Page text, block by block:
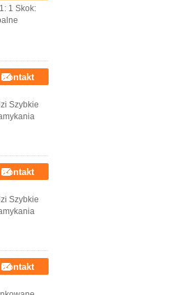
1 Skok:
Kontakt
Szybkie
Kontakt
Szybkie
Kontakt